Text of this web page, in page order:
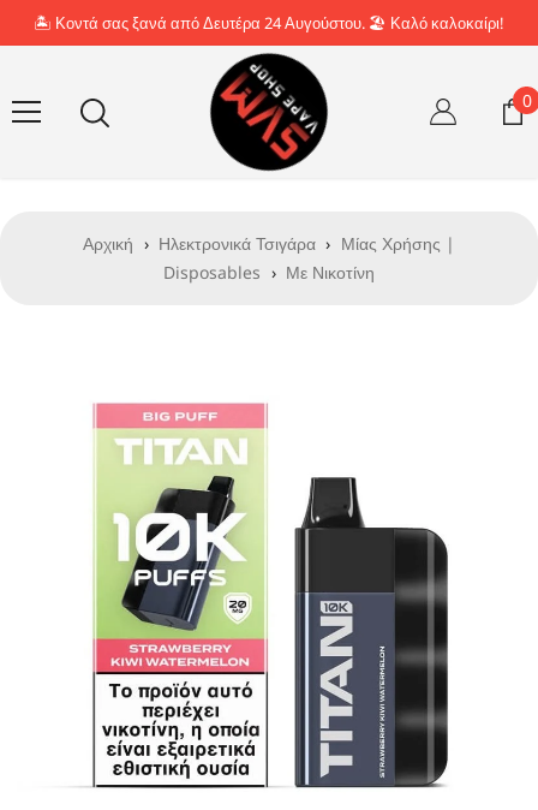
🏝️ Κοντά σας ξανά από Δευτέρα 24 Αυγούστου. 🏖️ Καλό καλοκαίρι!
0
0
Αρχική › Ηλεκτρονικά Τσιγάρα › Μίας Χρήσης |
Disposables › Με Νικοτίνη